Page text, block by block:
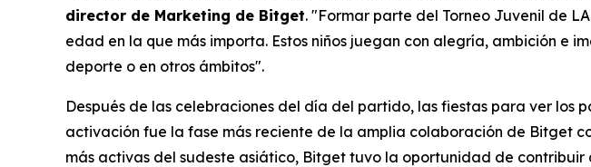
director de Marketing de Bitget. "Formar parte del Torneo Juvenil de
edad en la que más importa. Estos niños juegan con alegría, ambición e
deporte o en otros ámbitos".
Después de las celebraciones del día del partido, las fiestas para ver
activación fue la fase más reciente de la amplia colaboración de Bitget
más activas del sudeste asiático, Bitget tuvo la oportunidad de